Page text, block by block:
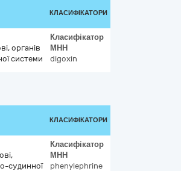
КЛАСИФІКАТОРИ
органів
системи
Класифікатор
МНН
digoxin
КЛАСИФІКАТОРИ
судинної
Класифікатор
МНН
phenylephrine